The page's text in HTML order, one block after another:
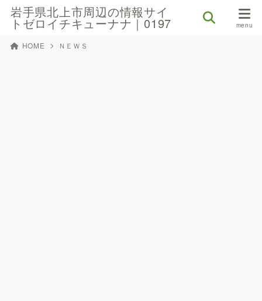
岩手県北上市周辺の情報サイ
トゼロイチキューナナ｜0197
HOME ＮＥＷＳ